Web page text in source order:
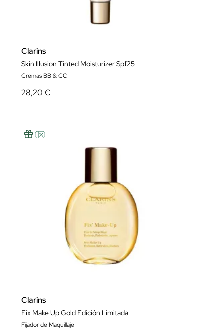
Clarins
Skin Illusion Tinted Moisturizer Spf25
Cremas BB & CC
28,20 €
Clarins
Fix Make Up Gold Edición Limitada
Fijador de Maquillaje